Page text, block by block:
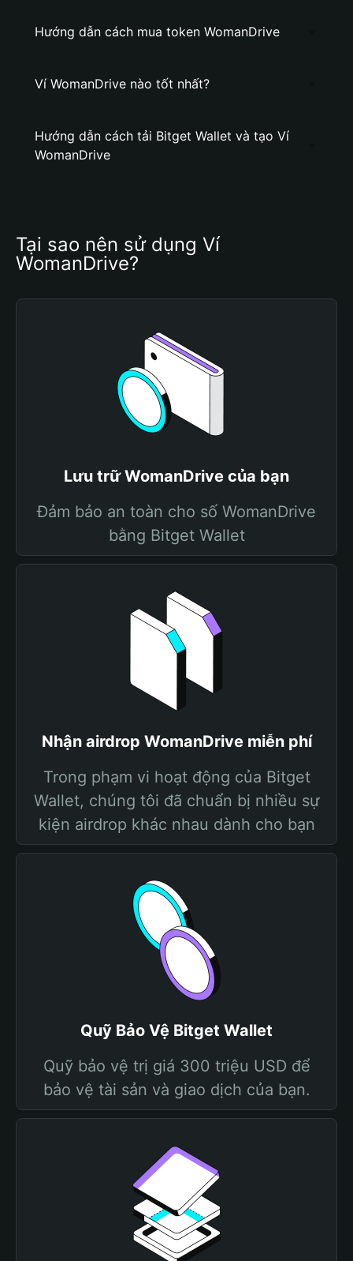
Hướng dẫn cách mua token WomanDrive
Ví WomanDrive nào tốt nhất?
Hướng dẫn cách tải Bitget Wallet và tạo Ví
WomanDrive
Tại sao nên sử dụng Ví
WomanDrive?
Lưu trữ WomanDrive của bạn
Đảm bảo an toàn cho số WomanDrive
bằng Bitget Wallet
Nhận airdrop WomanDrive miễn phí
Trong phạm vi hoạt động của Bitget
Wallet, chúng tôi đã chuẩn bị nhiều sự
kiện airdrop khác nhau dành cho bạn
Quỹ Bảo Vệ Bitget Wallet
Quỹ bảo vệ trị giá 300 triệu USD để
bảo vệ tài sản và giao dịch của bạn.